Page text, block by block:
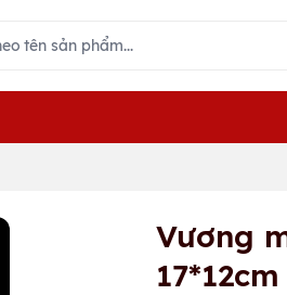
Vương
17*12cm